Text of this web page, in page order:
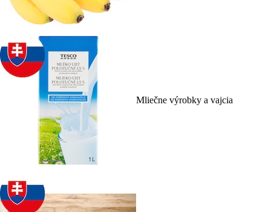
Mliečne výrobky a vajcia